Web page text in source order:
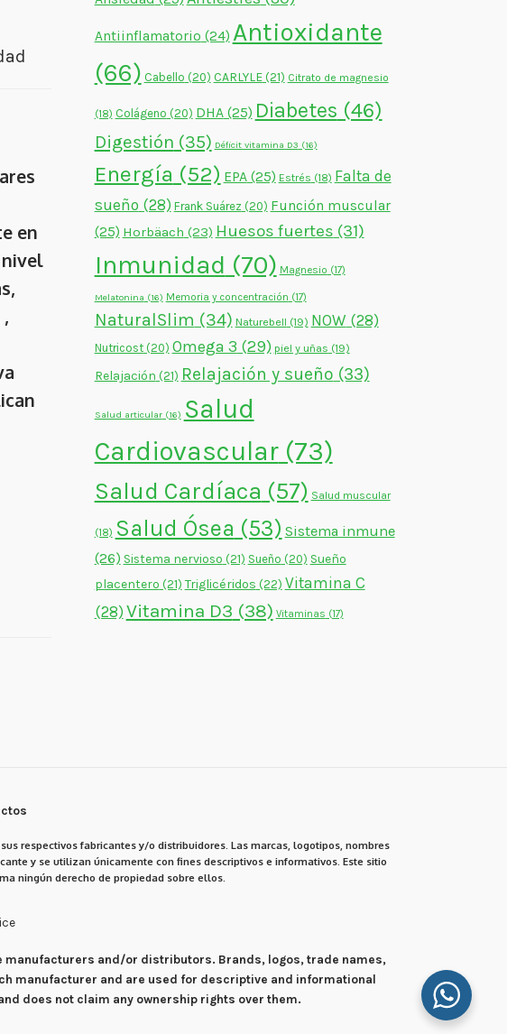
en
nivel
Antiinflamatorio (24) Antioxidante
(66) Cabello (20) CARLYLE(21) Citrato de magnesio
(18) Colágeno (20) DHA(25) Diabetes (46)
Digestión (35) Déficit vitamina D3 (16)
Energía (52) EPA(25) Estrés (18) Falta de
sueño (28) Frank Suárez (20) Función muscular
(25) Horbäach (23) Huesos fuertes (31)
Inmunidad (70) Magnesio (17)
Melatonina (16) Memoria y concentración (17)
NaturalSlim (34) Naturebell (19) NOW (28)
Nutricost(20) Omega 3 (29) piel y uñas (19)
Relajación (21) Relajación y sueño (33)
Salud articular(16) Salud
Cardiovascular(73)
Salud Cardíaca (57) Salud muscular
(18) Salud Ósea (53) Sistema inmune
(26) Sistema nervioso (21) Sueño (20) Sueño
placentero (21) Triglicéridos (22) Vitamina C
(28) Vitamina D3 (38) Vitaminas (17)
respectivos fabricantes y/o distribuidores. Las marcas, logotipos, nombres
y se utilizan únicamente con fines descriptivos e informativos. Este sitio
ningún derecho de propiedad sobre ellos.
and/or distributors. Brands, logos, trade names,
manufacturer and are used for descriptive and informational
does not claim any ownership rights over them.